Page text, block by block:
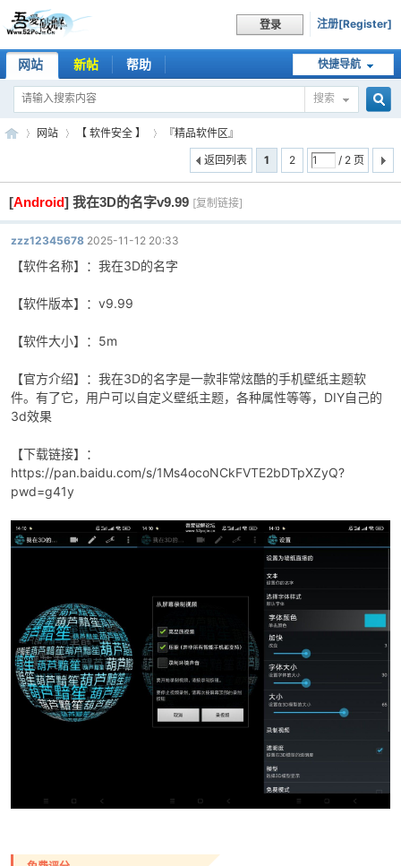
登录 注册[Register]
快捷导航
网站 新帖 帮助
搜索
吾
爱
»
网站
›
【 软件安全 】
›
『精品软件区』
1
2 / 2 页
返回列表
[Android] 我在3D的名字v9.99 [复制链接]
zzz12345678 2025-11-12 20:33
【软件名称】：我在3D的名字
【软件版本】：v9.99
【软件大小】：5m
【官方介绍】：我在3D的名字是一款非常炫酷的手机壁纸主题软
件。有了它，用户可以自定义壁纸主题，各种属性等等，DIY自己的
3d效果
【下载链接】：
https://pan.baidu.com/s/1Ms4ocoNCkFVTE2bDTpXZyQ?
pwd=g41y